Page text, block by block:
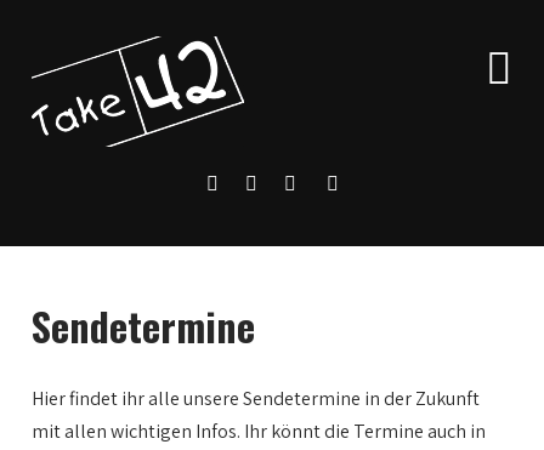
Sendetermine
Hier findet ihr alle unsere Sendetermine in der Zukunft
mit allen wichtigen Infos. Ihr könnt die Termine auch in